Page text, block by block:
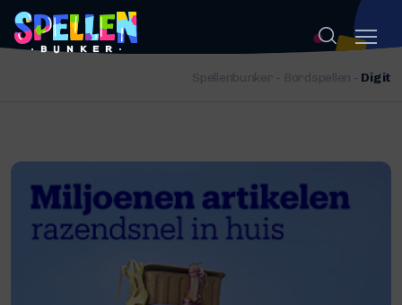
Spellenbunker - Bordspellen - Digit